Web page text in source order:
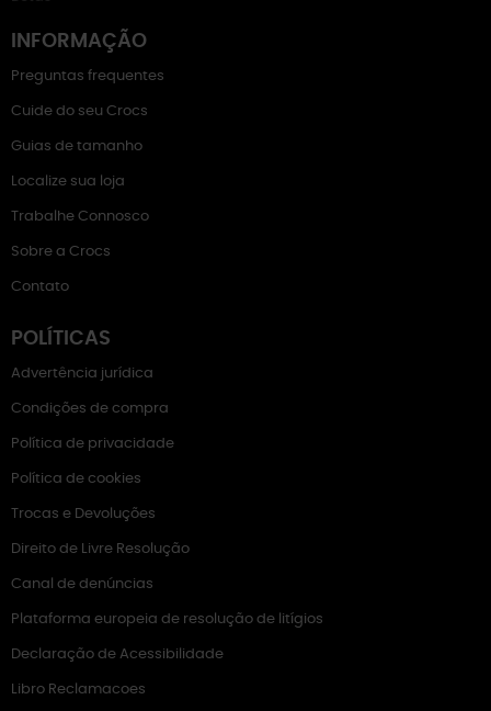
INFORMAÇÃO
Preguntas frequentes
Cuide do seu Crocs
Guias de tamanho
Localize sua loja
Trabalhe Connosco
Sobre a Crocs
Contato
POLÍTICAS
Advertência jurídica
Condições de compra
Política de privacidade
Política de cookies
Trocas e Devoluções
Direito de Livre Resolução
Canal de denúncias
Plataforma europeia de resolução de litígios
Declaração de Acessibilidade
Libro Reclamacoes